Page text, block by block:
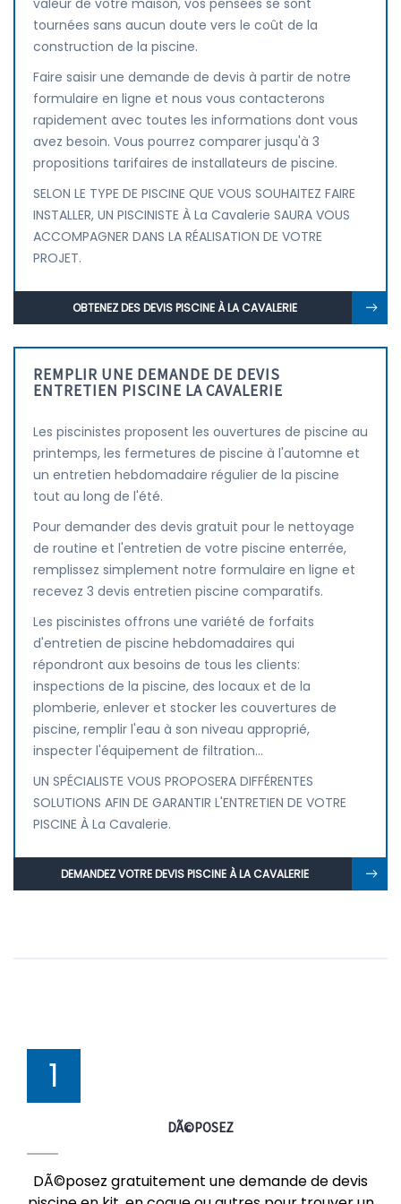
valeur de votre maison, vos pensées se sont
tournées sans aucun doute vers le coût de la
construction de la piscine.
Faire saisir une demande de devis à partir de notre
formulaire en ligne et nous vous contacterons
rapidement avec toutes les informations dont vous
avez besoin. Vous pourrez comparer jusqu'à 3
propositions tarifaires de installateurs de piscine.
SELON LE TYPE DE PISCINE QUE VOUS SOUHAITEZ FAIRE
INSTALLER, UN PISCINISTE À La Cavalerie SAURA VOUS
ACCOMPAGNER DANS LA RÉALISATION DE VOTRE
PROJET.
OBTENEZ DES DEVIS PISCINE À LA CAVALERIE
REMPLIR UNE DEMANDE DE DEVIS
ENTRETIEN PISCINE LA CAVALERIE
Les piscinistes proposent les ouvertures de piscine au
printemps, les fermetures de piscine à l'automne et
un entretien hebdomadaire régulier de la piscine
tout au long de l'été.
Pour demander des devis gratuit pour le nettoyage
de routine et l'entretien de votre piscine enterrée,
remplissez simplement notre formulaire en ligne et
recevez 3 devis entretien piscine comparatifs.
Les piscinistes offrons une variété de forfaits
d'entretien de piscine hebdomadaires qui
répondront aux besoins de tous les clients:
inspections de la piscine, des locaux et de la
plomberie, enlever et stocker les couvertures de
piscine, remplir l'eau à son niveau approprié,
inspecter l'équipement de filtration...
UN SPÉCIALISTE VOUS PROPOSERA DIFFÉRENTES
SOLUTIONS AFIN DE GARANTIR L'ENTRETIEN DE VOTRE
PISCINE À La Cavalerie.
DEMANDEZ VOTRE DEVIS PISCINE À LA CAVALERIE
1
DÃ©POSEZ
DÃ©posez gratuitement une demande de devis